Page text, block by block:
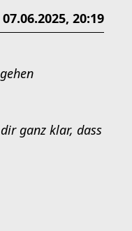
07.06.2025, 20:19
ganz klar, dass